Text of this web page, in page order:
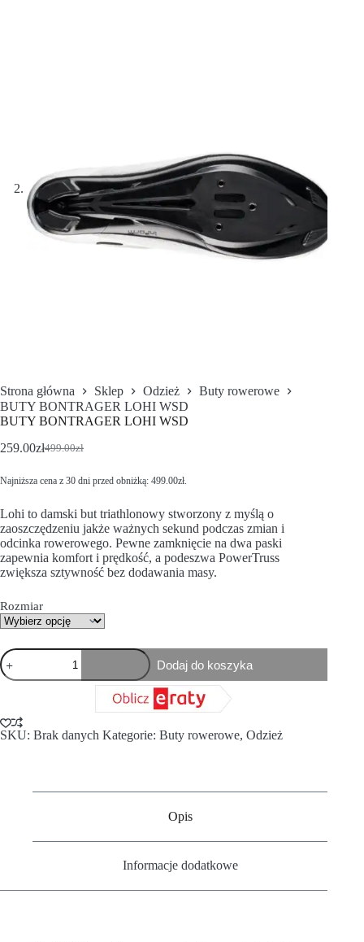
Strona główna Sklep Odzież
Buty rowerowe
BUTY BONTRAGER LOHI WSD
BUTY BONTRAGER LOHI WSD
499.00zł
259.00zł
Najniższa cena z 30 dni przed obniżką: 499.00zł.
Lohi to damski but triathlonowy stworzony z myślą o
zaoszczędzeniu jakże ważnych sekund podczas zmian i
odcinka rowerowego. Pewne zamknięcie na dwa paski
zapewnia komfort i prędkość, a podeszwa PowerTruss
zwiększa sztywność bez dodawania masy.
Rozmiar
Dodaj do koszyka
SKU: Brak danych Kategorie: Buty rowerowe, Odzież
Opis
Informacje dodatkowe